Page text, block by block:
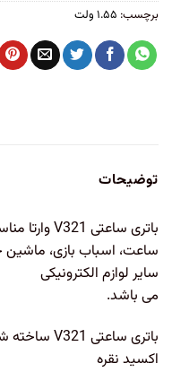
برچسب: ۱.۵۵ ولت
توضیحات
باتری ساعتی V321 وارتا مناسب برای استفاده در
ساعت، اسباب بازی، ماشین
سایر لوازم الکترونیکی
می باشد.
باتری ساعتی V321 ساخته شده با تکنولوژی
اکسید نقره